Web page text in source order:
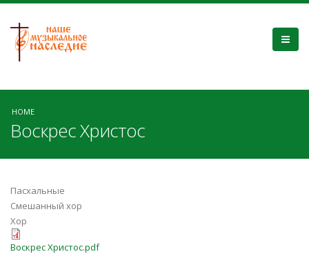
HOME
Воскрес Христос
Пасхальные
Смешанный хор
Хор
Воскрес Христос.pdf